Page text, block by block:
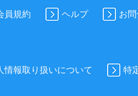
員規約 ヘルプ お
情報取り扱いについて 特